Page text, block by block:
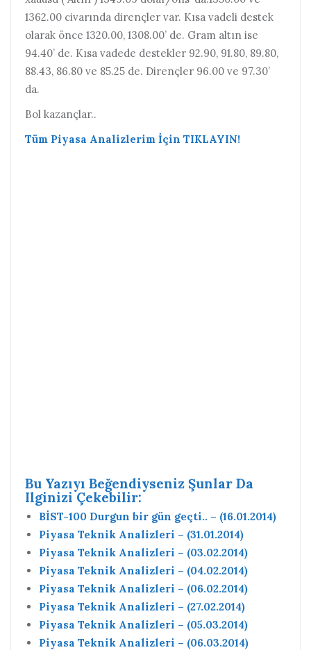
1362.00 civarında dirençler var. Kısa vadeli destek
olarak önce 1320.00, 1308.00’ de. Gram altın ise
94.40’ de. Kısa vadede destekler 92.90, 91.80, 89.80,
88.43, 86.80 ve 85.25 de. Dirençler 96.00 ve 97.30’
da.
Bol kazançlar..
Tüm Piyasa Analizlerim İçin TIKLAYIN!
Bu Yazıyı Beğendiyseniz Şunlar Da
Ilginizi Çekebilir:
BİST-100 Durgun bir gün geçti.. – (16.01.2014)
Piyasa Teknik Analizleri – (31.01.2014)
Piyasa Teknik Analizleri – (03.02.2014)
Piyasa Teknik Analizleri – (04.02.2014)
Piyasa Teknik Analizleri – (06.02.2014)
Piyasa Teknik Analizleri – (27.02.2014)
Piyasa Teknik Analizleri – (05.03.2014)
Piyasa Teknik Analizleri – (06.03.2014)